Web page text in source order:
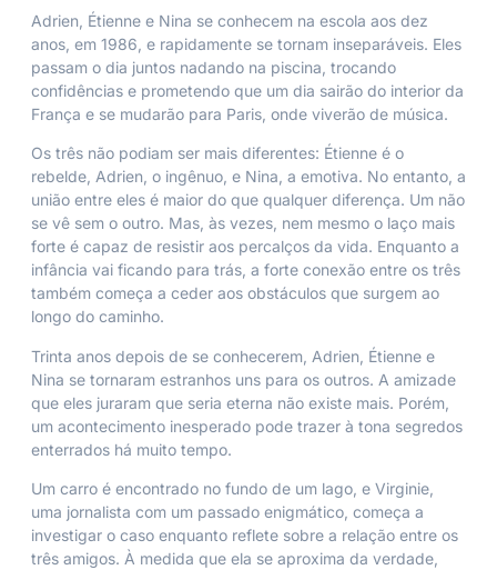
Adrien, Étienne e Nina se conhecem na escola aos dez
anos, em 1986, e rapidamente se tornam inseparáveis. Eles
passam o dia juntos nadando na piscina, trocando
confidências e prometendo que um dia sairão do interior da
França e se mudarão para Paris, onde viverão de música.
Os três não podiam ser mais diferentes: Étienne é o
rebelde, Adrien, o ingênuo, e Nina, a emotiva. No entanto, a
união entre eles é maior do que qualquer diferença. Um não
se vê sem o outro. Mas, às vezes, nem mesmo o laço mais
forte é capaz de resistir aos percalços da vida. Enquanto a
infância vai ficando para trás, a forte conexão entre os três
também começa a ceder aos obstáculos que surgem ao
longo do caminho.
Trinta anos depois de se conhecerem, Adrien, Étienne e
Nina se tornaram estranhos uns para os outros. A amizade
que eles juraram que seria eterna não existe mais. Porém,
um acontecimento inesperado pode trazer à tona segredos
enterrados há muito tempo.
Um carro é encontrado no fundo de um lago, e Virginie,
uma jornalista com um passado enigmático, começa a
investigar o caso enquanto reflete sobre a relação entre os
três amigos. À medida que ela se aproxima da verdade,